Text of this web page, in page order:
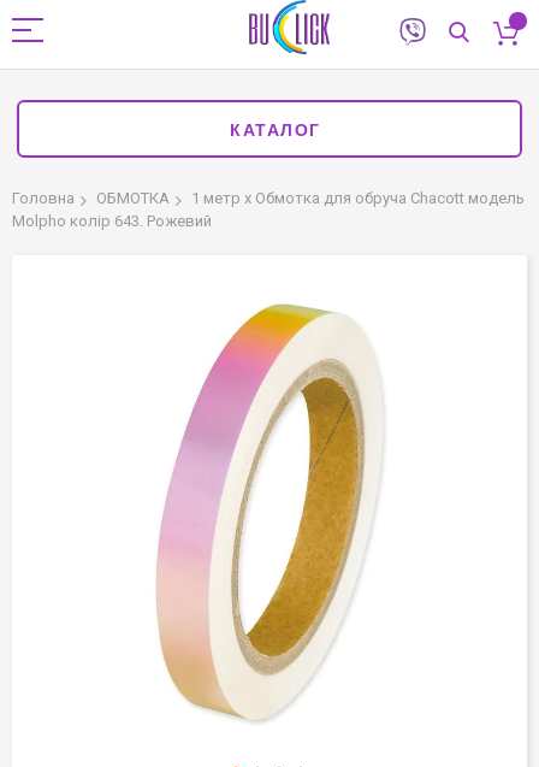
КАТАЛОГ
Головна ОБМОТКА
1 метр х Обмотка для обруча Chacott модель
Molpho колір 643. Рожевий